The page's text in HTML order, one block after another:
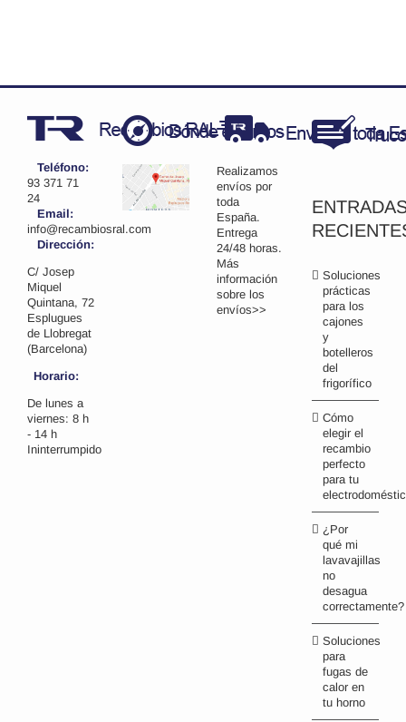
Teléfono:
93 371 71
24
Email:
info@recambiosral.com
Dirección:
C/ Josep
Miquel
Quintana, 72
Esplugues
de Llobregat
(Barcelona)
Horario:
De lunes a
viernes: 8 h
- 14 h
Ininterrumpido
Realizamos
envíos por
toda
España.
Entrega
24/48 horas.
Más
información
sobre los
envíos>>
Soluciones
prácticas
para los
cajones
y
botelleros
del
frigorífico
Cómo
elegir el
recambio
perfecto
para tu
¿Por
qué mi
lavavajillas
no
desagua
correctamente?
Soluciones
para
fugas de
calor en
tu horno